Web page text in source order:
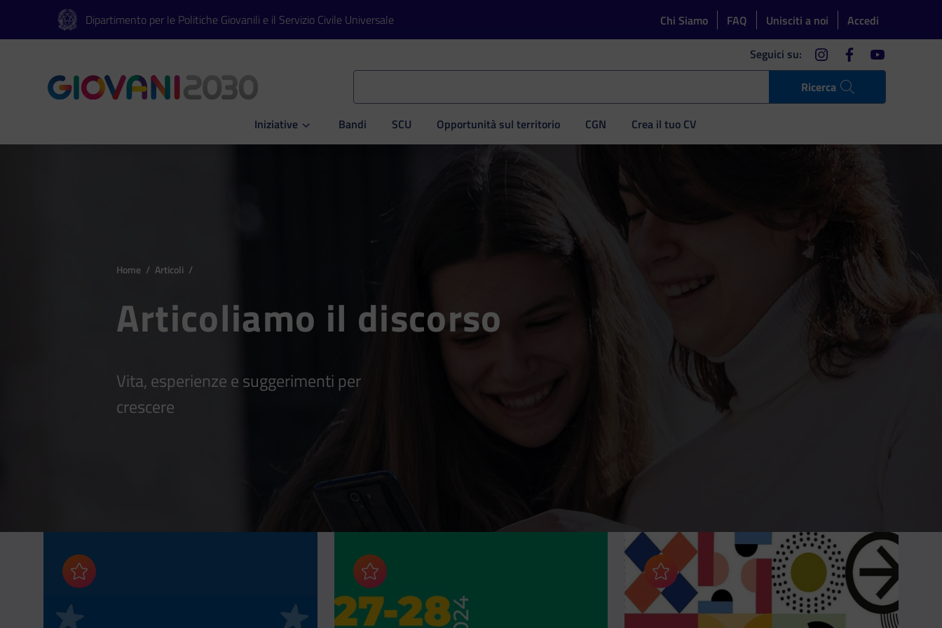
Vai al contenuto principale
Vai al footer Dipartimento per le Politiche Giovanili e il Servizio Civile Universale Chi Siamo FAQ Unisciti a noi Accedi
Ricerca
Seguici su: instagramfacebookyoutube
Iniziative
Apri Iniziative Bandi SCU Opportunità sul territorio CGN Crea il tuo CV
Home / Articoli /
Articoliamo il discorso
Vita, esperienze e suggerimenti per
crescere
Aggiungi ai preferiti Aggiungi ai preferiti Aggiungi ai preferiti